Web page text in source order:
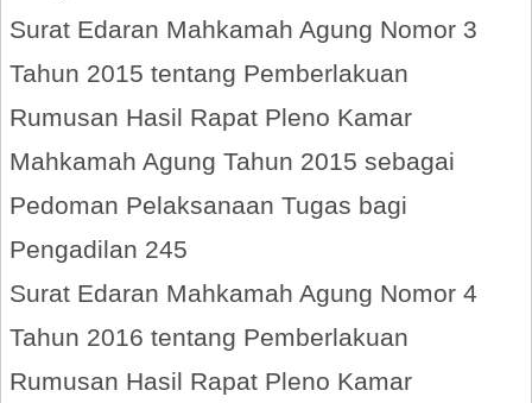
Surat Edaran Mahkamah Agung Nomor 3
Tahun 2015 tentang Pemberlakuan
Rumusan Hasil Rapat Pleno Kamar
Mahkamah Agung Tahun 2015 sebagai
Pedoman Pelaksanaan Tugas bagi
Pengadilan 245
Surat Edaran Mahkamah Agung Nomor 4
Tahun 2016 tentang Pemberlakuan
Rumusan Hasil Rapat Pleno Kamar